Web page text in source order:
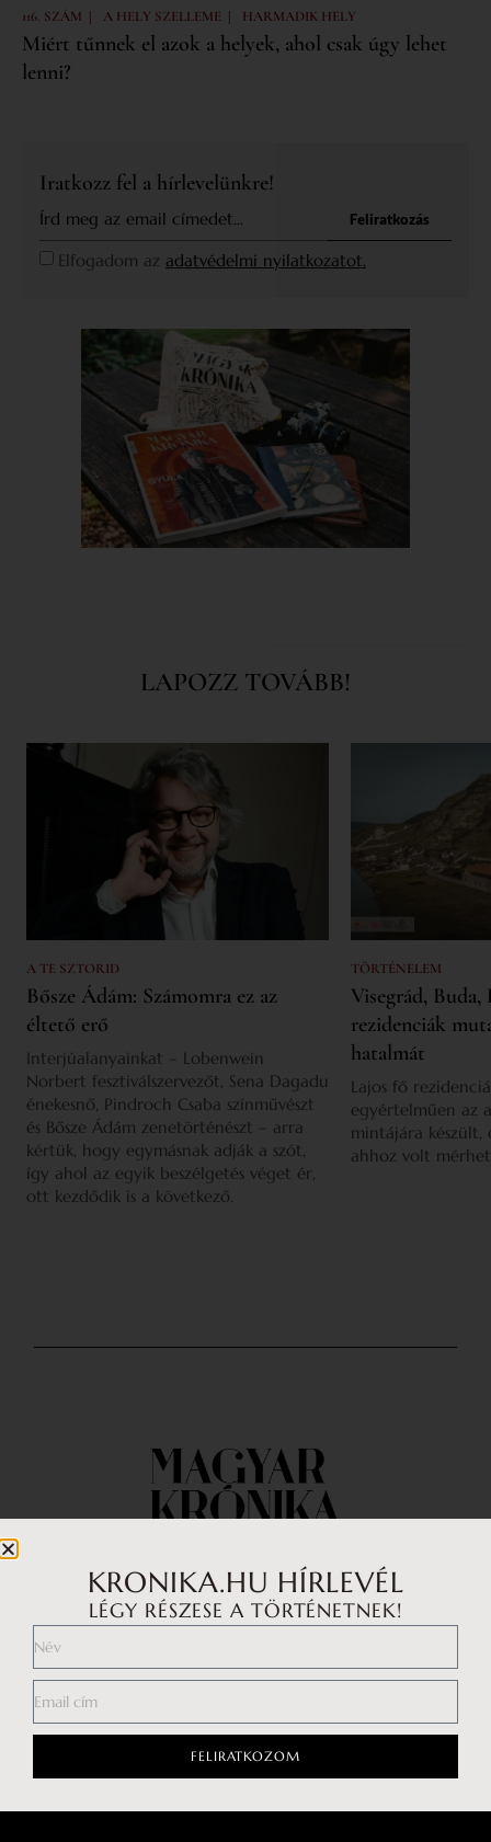
116. SZÁM | A HELY SZELLEME | HARMADIK HELY
Miért tűnnek el azok a helyek, ahol csak úgy lehet
lenni?
Iratkozz fel a hírlevelünkre!
Elfogadom az adatvédelmi nyilatkozatot.
Feliratkozás
LAPOZZ TOVÁBB!
A TE SZTORID
Bősze Ádám: Számomra ez az
éltető erő
Interjúalanyainkat – Lobenwein
Norbert fesztiválszervezőt, Sena Dagadu
énekesnő, Pindroch Csaba színművészt
és Bősze Ádám zenetörténészt – arra
kértük, hogy egymásnak adják a szót,
így ahol az egyik beszélgetés véget ér,
ott kezdődik is a következő.
TÖRTÉNELEM
Visegrád,
rezidenciák
hatalmát
Lajos fő
egyértelműen az
mintájára készült,
ahhoz volt
Impresszum
Általános Szerződési Feltételek
Adatkezelési tájékoztató
KRONIKA.HU HÍRLEVÉL
LÉGY RÉSZESE A TÖRTÉNETNEK!
FELIRATKOZOM